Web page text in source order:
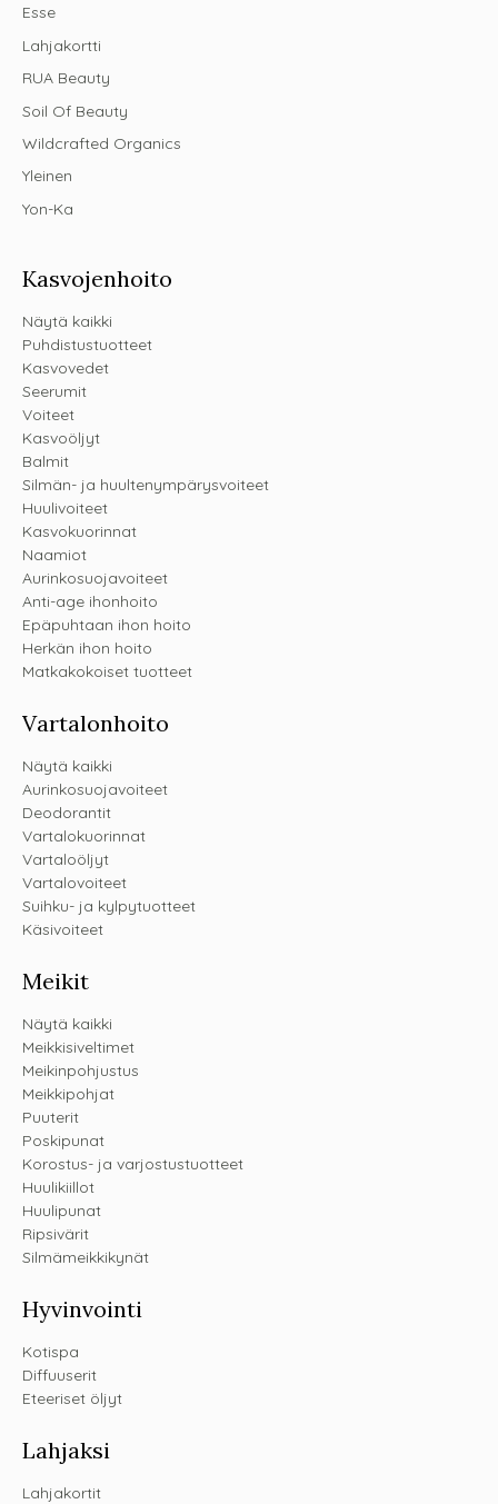
Esse
Lahjakortti
RUA Beauty
Soil Of Beauty
Wildcrafted Organics
Yleinen
Yon-Ka
Kasvojenhoito
Näytä kaikki
Puhdistustuotteet
Kasvovedet
Seerumit
Voiteet
Kasvoöljyt
Balmit
Silmän- ja huultenympärysvoiteet
Huulivoiteet
Kasvokuorinnat
Naamiot
Aurinkosuojavoiteet
Anti-age ihonhoito
Epäpuhtaan ihon hoito
Herkän ihon hoito
Matkakokoiset tuotteet
Vartalonhoito
Näytä kaikki
Aurinkosuojavoiteet
Deodorantit
Vartalokuorinnat
Vartaloöljyt
Vartalovoiteet
Suihku- ja kylpytuotteet
Käsivoiteet
Meikit
Näytä kaikki
Meikkisiveltimet
Meikinpohjustus
Meikkipohjat
Puuterit
Poskipunat
Korostus- ja varjostustuotteet
Huulikiillot
Huulipunat
Ripsivärit
Silmämeikkikynät
Hyvinvointi
Kotispa
Diffuuserit
Eteeriset öljyt
Lahjaksi
Lahjakortit